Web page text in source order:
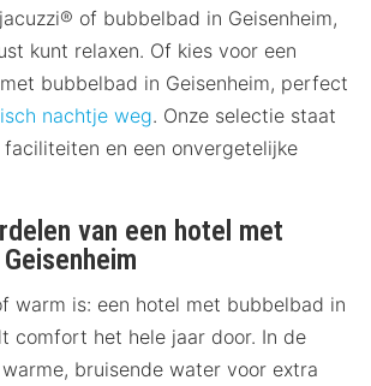
of bubbelbad in Geisenheim,
kunt relaxen. Of kies voor een
bubbelbad in Geisenheim, perfect
nachtje weg. Onze selectie staat
en een onvergetelijke
van een hotel met
warm is: een hotel met bubbelbad in
comfort het hele jaar door. In de
bruisende water voor extra